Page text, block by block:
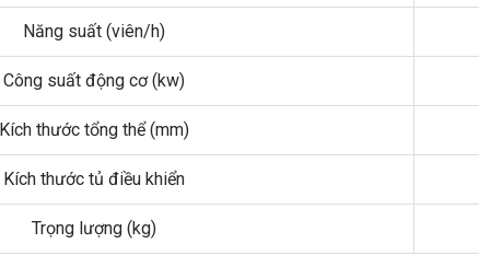
Năng suất (viên/h)
Công suất động cơ (kw)
Kích thước tổng thể (mm)
Kích thước tủ điều khiển
Trọng lượng (kg)